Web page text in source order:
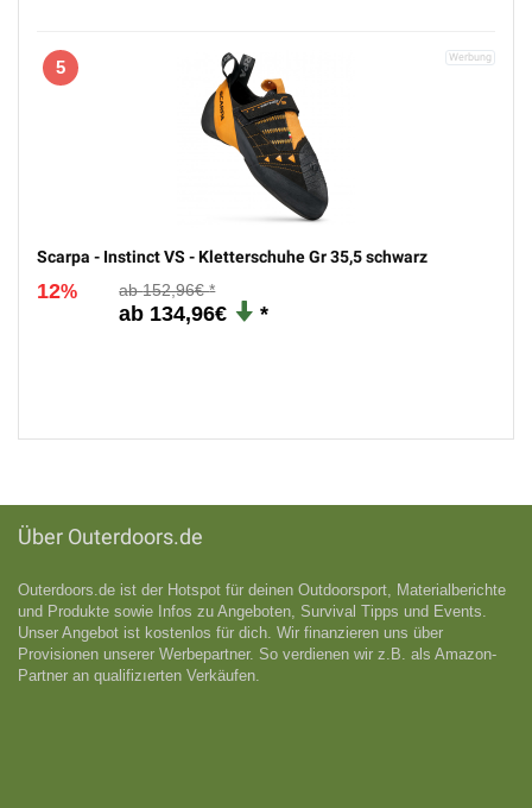
5
Scarpa - Instinct VS - Kletterschuhe Gr 35,5 schwarz
12% 152,96€
134,96€
Über Outerdoors.de
Outerdoors.de ist der Hotspot für deinen Outdoorsport, Materialberichte
und Produkte sowie Infos zu Angeboten, Survival Tipps und Events.
Unser Angebot ist kostenlos für dich. Wir finanzieren uns über
Provisionen unserer Werbepartner. So verdienen wir z.B. als Amazon-
Partner an qualifizıerten Verkäufen.